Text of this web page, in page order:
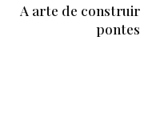
A arte de construir
pontes